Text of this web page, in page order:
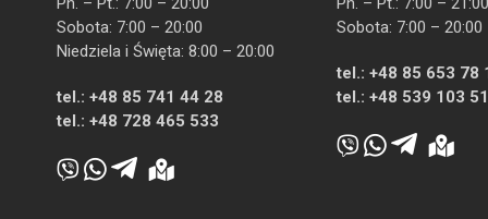
Sobota: 7:00 – 20:00
Niedziela i Święta: 8:00 – 20:00
tel.: +48 85 741 44 28
tel.: +48 728 465 533
Sobota: 7:00 – 20:00
tel.: +48 85 653 78
tel.: +48 539 103